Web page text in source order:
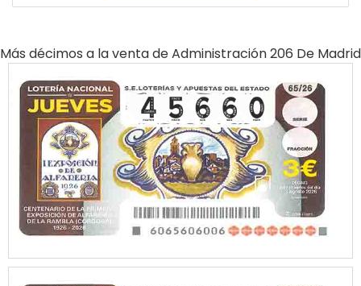
Más décimos a la venta deAdministración 206 De Madrid